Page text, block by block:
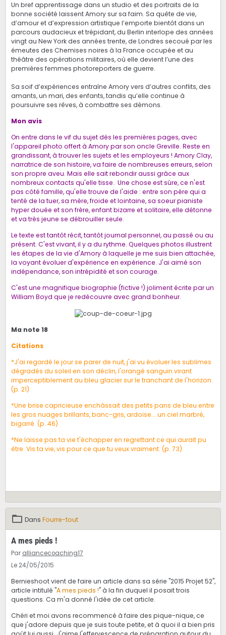
Un bref apprentissage dans un studio et des portraits de la
bonne société laissent Amory sur sa faim. Sa quête de vie,
d’amour et d’expression artistique l’emporte bientôt dans un
parcours audacieux et trépidant, du Berlin interlope des années
vingt au New York des années trente, de Londres secoué par les
émeutes des Chemises noires à la France occupée et au
théâtre des opérations militaires, où elle devient l’une des
premières femmes photoreporters de guerre.
Sa soif d’expériences entraîne Amory vers d’autres conflits, des
amants, un mari, des enfants, tandis qu’elle continue à
poursuivre ses rêves, à combattre ses démons.
Mon avis
On entre dans le vif du sujet dès les premières pages, avec
l'appareil photo offert à Amory par son oncle Greville. Reste en
grandissant, à trouver les sujets et les employeurs ! Amory Clay,
narratrice de son histoire, va faire de nombreuses erreurs, selon
son propre aveu. Mais elle sait rebondir aussi grâce aux
nombreux contacts qu'elle tisse. Une chose est sûre, ce n'est
pas côté famille, qu'elle trouve de l'aide : entre son père qui a
tenté de la tuer, sa mère, froide et lointaine, sa soeur pianiste
hyper douée et son frère, enfant bizarre et solitaire, elle détonne
et va très jeune se débrouiller seule.
Le texte est tantôt récit, tantôt journal personnel, au passé ou au
présent. C'est vivant, il y a du rythme. Quelques photos illustrent
les étapes de la vie d'Amory à laquelle je me suis bien attachée,
la voyant évoluer d'expérience en expérience. J'ai aimé son
indépendance, son intrépidité et son courage.
C'est une magnifique biographie (fictive !) joliment écrite par un
William Boyd que je redécouvre avec grand bonheur.
Ma note 18
Citations
*J'ai regardé le jour se parer de nuit, j'ai vu évoluer les sublimes
dégradés du soleil en son déclin, l'orangé sanguin virant
imperceptiblement au bleu glacier sur le tranchant de l'horizon.
(p. 21)
*Une brise capricieuse enchâssait des petits pans de bleu entre
les gros nuages brillants, banc-gris, ardoise... un ciel marbré,
bigarré. (p. 46)
*Ne laisse pas ta vie t'échapper en regrettant ce qui aurait pu
être. Vis ta vie, vis pour ce que tu veux vraiment. (p. 73)
Dans Fourre-tout
A mes pieds !
Par alliancecoaching17
Le 24/05/2015
Bernieshoot vient de faire un article dans sa série "2015 Projet 52",
article intitulé "A mes pieds !" à la fin duquel il posait trois
questions. Ca m'a donné l'idée de cet article.
Chéri et moi avons recommencé à faire des pique-nique, ce
que j'adore depuis que je suis toute petite, et à quoi il a bien pris